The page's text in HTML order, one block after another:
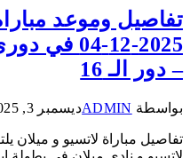
تفاصيل وموعد
2025-12-
– دور الـ 16
بواسطة ADMINديسمبر 3, 2025